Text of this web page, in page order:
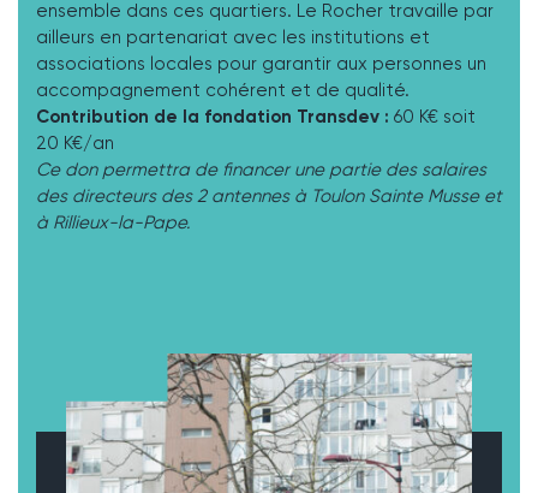
ensemble dans ces quartiers. Le Rocher travaille par
ailleurs en partenariat avec les institutions et
associations locales pour garantir aux personnes un
accompagnement cohérent et de qualité.
Contribution de la fondation Transdev : 60 K€ soit
20 K€/an
Ce don permettra de financer une partie des salaires
des directeurs des 2 antennes à Toulon Sainte Musse et
à Rillieux-la-Pape.